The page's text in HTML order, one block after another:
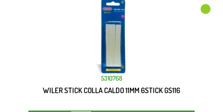
5310768
WILER STICK COLLA CALDO 11MM 6STICK GS116